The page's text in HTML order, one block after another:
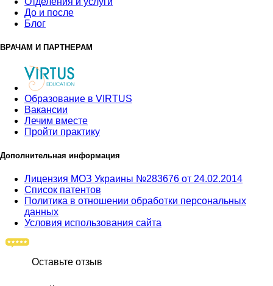
До и после
Блог
ВРАЧАМ И ПАРТНЕРАМ
Образование в VIRTUS
Вакансии
Лечим вместе
Пройти практику
Дополнительная информация
Лицензия МОЗ Украины №283676 от 24.02.2014
Список патентов
Политика в отношении обработки персональных
данных
Условия использования сайта
Оставьте отзыв